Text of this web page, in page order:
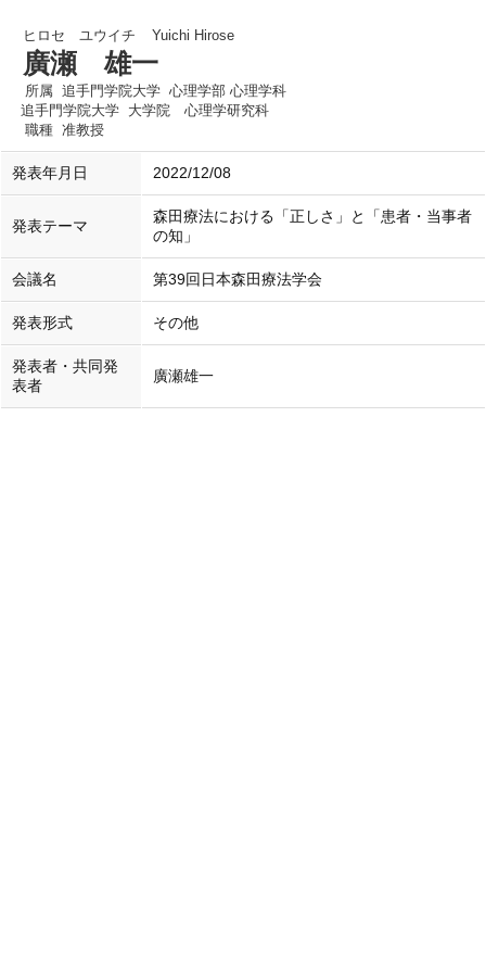
ヒロセ ユウイチ Yuichi Hirose
廣瀬 雄一
所属 追手門学院大学 心理学部 心理学科
追手門学院大学 大学院 心理学研究科
職種 准教授
発表年月日 2022/12/08
発表テーマ
森田療法における「正しさ」と「患者・当事者
の知」
会議名 第39回日本森田療法学会
発表形式 その他
発表者・共同発
表者
廣瀬雄一